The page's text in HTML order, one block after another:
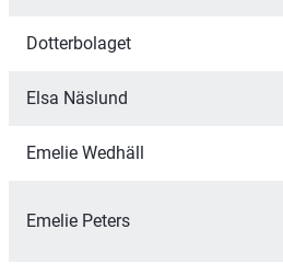
Dotterbolaget
Elsa Näslund
Emelie Wedhäll
Emelie Peters